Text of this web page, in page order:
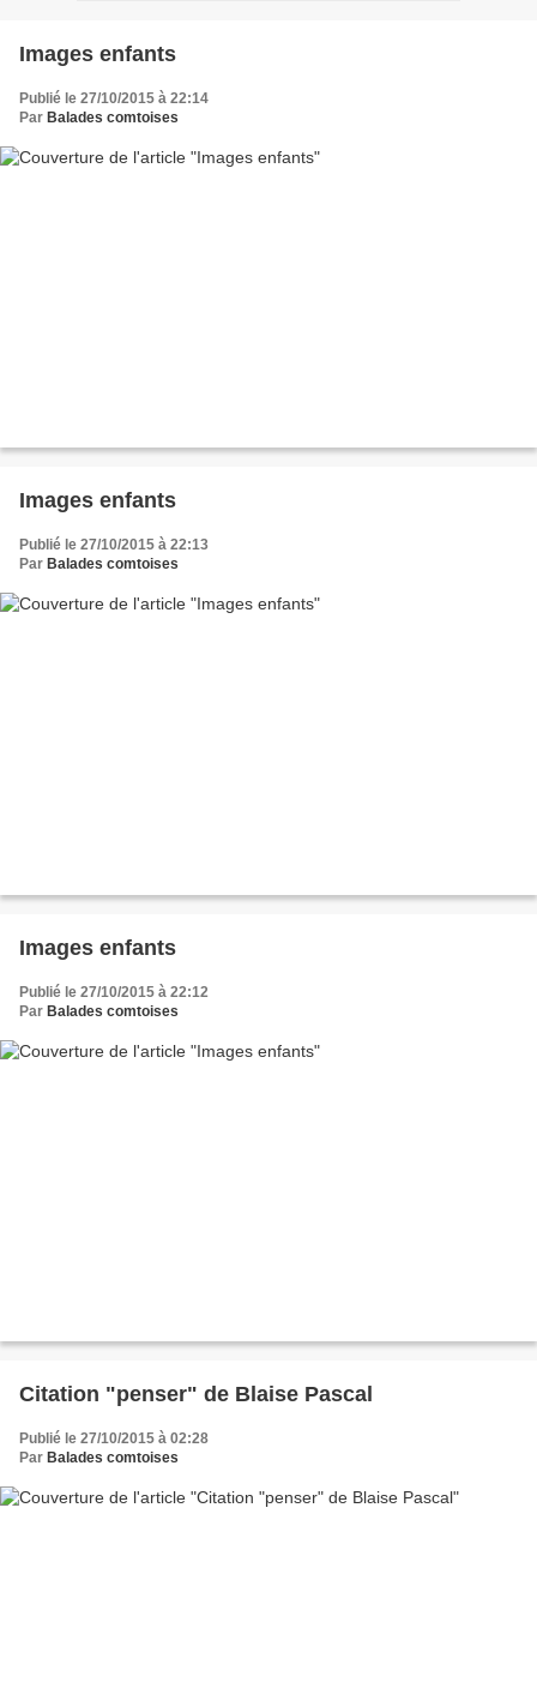
Images enfants
Publié le 27/10/2015 à 22:14
Par Balades comtoises
Images enfants
Publié le 27/10/2015 à 22:13
Par Balades comtoises
Images enfants
Publié le 27/10/2015 à 22:12
Par Balades comtoises
Citation "penser" de Blaise Pascal
Publié le 27/10/2015 à 02:28
Par Balades comtoises